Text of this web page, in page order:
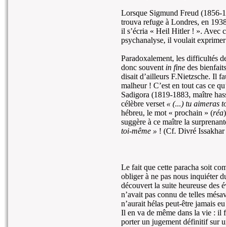
Lorsque Sigmund Freud (1856-
trouva refuge à Londres, en
il s’écria « Heil Hitler ! ». Avec
psychanalyse, il voulait
Paradoxalement, les difficultés
donc souvent in fine des
disait d’ailleurs F.Nietzsche. Il
malheur ! C’est en tout cas ce
Sadigora (1819-1883, maître
célèbre verset « (...) tu aimeras
hébreu, le mot « prochain » (réa
suggère à ce maître la
toi-même » ! (Cf. Divré Issakhar
Le fait que cette paracha soit
obliger à ne pas nous inquiéter
découvert la suite heureuse des
n’avait pas connu de telles
n’aurait hélas peut-être jamais
Il en va de même dans la vie : il
porter un jugement définitif sur